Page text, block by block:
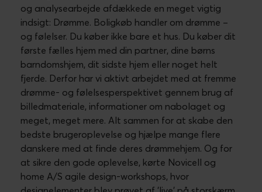
og analysearbejde afdækkede en meget vigtig
indsigt: Drømme. Boligkøb handler om drømme –
og følelser. Du køber ikke bare et hus. Du køber dit
første fælles hjem med din partner, dine børns
barndomshjem, dit sidste hjem eller noget helt
fjerde. Derfor har vi aktivt arbejdet med at fremme
drømme- og følelsesperspektivet gennem brug af
billedmateriale, informationer om nabolaget og
meget, meget mere. Alt sammen for at skabe den
bedste brugeroplevelse og hjælpe mange flere
danskere med at finde deres drømmehjem. Og for
at sikre den gode oplevelse, kørte Novicell og
home A/S agile design-workshops, hvor